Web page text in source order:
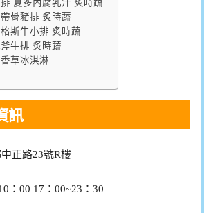
夏多內腐乳汁 炙時蔬
骨豬排 炙時蔬
斯牛小排 炙時蔬
牛排 炙時蔬
草冰淇淋
訊
正路23號R樓
：00 17：00~23：30